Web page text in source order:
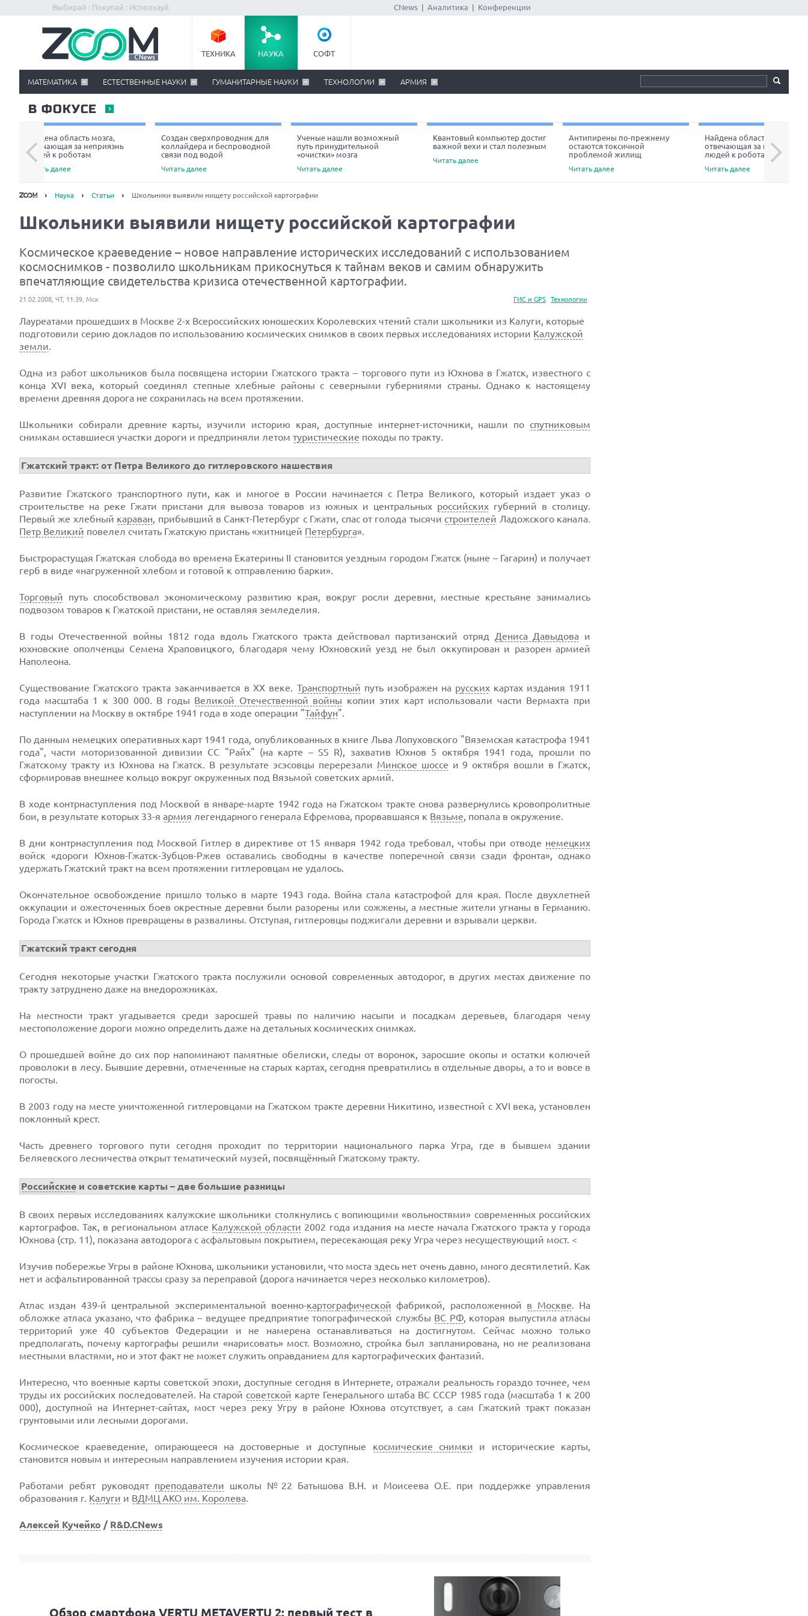
Выбирай : Покупай : Используй CNews Аналитика Конференции
ТЕХНИКА НАУКА СОФТ
МАТЕМАТИКА ЕСТЕСТВЕННЫЕ НАУКИ ГУМАНИТАРНЫЕ НАУКИ ТЕХНОЛОГИИ АРМИЯ
В ФОКУСЕ
Найдена область мозга,
отвечающая за неприязнь
людей к роботам
Читать далее
Создан сверхпроводник для
коллайдера и беспроводной
связи под водой
Читать далее
Ученые нашли возможный
путь принудительной
«очистки» мозга
Читать далее
Квантовый компьютер достиг
важной вехи и стал полезным
Читать далее
Антипирены по-прежнему
остаются токсичной
проблемой жилищ
Читать далее
Найдена область мозга,
отвечающая за неприязнь
людей к роботам
Читать далее
Next
Наука Статьи Школьники выявили нищету российской картографии
Школьники выявили нищету российской картографии
Космическое краеведение – новое направление исторических исследований с использованием
космоснимков - позволило школьникам прикоснуться к тайнам веков и самим обнаружить
впечатляющие свидетельства кризиса отечественной картографии.
ГИС и GPS Технологии
21.02.2008, ЧТ, 11:39, Мск
Лауреатами прошедших в Москве 2-х Всероссийских юношеских Королевских чтений стали школьники из Калуги, которые
подготовили серию докладов по использованию космических снимков в своих первых исследованиях истории Калужской
земли.
Одна из работ школьников была посвящена истории Гжатского тракта – торгового пути из Юхнова в Гжатск, известного с
конца XVI века, который соединял степные хлебные районы с северными губерниями страны. Однако к настоящему
времени древняя дорога не сохранилась на всем протяжении.
Школьники собирали древние карты, изучили историю края, доступные интернет-источники, нашли по спутниковым
снимкам оставшиеся участки дороги и предприняли летом туристические походы по тракту.
Гжатский тракт: от Петра Великого до гитлеровского нашествия
Развитие Гжатского транспортного пути, как и многое в России начинается с Петра Великого, который издает указ о
строительстве на реке Гжати пристани для вывоза товаров из южных и центральных российскихгуберний в столицу.
Первый же хлебный караван, прибывший в Санкт-Петербург с Гжати, спас от голода тысячи строителей Ладожского канала.
Петр Великий повелел считать Гжатскую пристань «житницей Петербурга».
Быстрорастущая Гжатская слобода во времена Екатерины II становится уездным городом Гжатск (ныне – Гагарин) и получает
герб в виде «нагруженной хлебом и готовой к отправлению барки».
Торговый путь способствовал экономическому развитию края, вокруг росли деревни, местные крестьяне занимались
подвозом товаров к Гжатской пристани, не оставляя земледелия.
В годы Отечественной войны 1812 года вдоль Гжатского тракта действовал партизанский отряд Дениса Давыдова и
юхновские ополченцы Семена Храповицкого, благодаря чему Юхновский уезд не был оккупирован и разорен армией
Наполеона.
Существование Гжатского тракта заканчивается в ХХ веке. Транспортный путь изображен на русскихкартах издания 1911
года масштаба 1 к 300 000. В годы Великой Отечественной войны копии этих карт использовали части Вермахта при
наступлении на Москву в октябре 1941 года в ходе операции "Тайфун".
По данным немецких оперативных карт 1941 года, опубликованных в книге Льва Лопуховского "Вяземская катастрофа 1941
года", части моторизованной дивизии СС "Райх" (на карте – SS R), захватив Юхнов 5 октября 1941 года, прошли по
Гжатскому тракту из Юхнова на Гжатск. В результате эсэсовцы перерезали Минское шоссе и 9 октября вошли в Гжатск,
сформировав внешнее кольцо вокруг окруженных под Вязьмой советских армий.
В ходе контрнаступления под Москвой в январе-марте 1942 года на Гжатском тракте снова развернулись кровопролитные
бои, в результате которых 33-я армия легендарного генерала Ефремова, прорвавшаяся к Вязьме, попала в окружение.
В дни контрнаступления под Москвой Гитлер в директиве от 15 января 1942 года требовал, чтобы при отводе немецких
войск «дороги Юхнов-Гжатск-Зубцов-Ржев оставались свободны в качестве поперечной связи сзади фронта», однако
удержать Гжатский тракт на всем протяжении гитлеровцам не удалось.
Окончательное освобождение пришло только в марте 1943 года. Война стала катастрофой для края. После двухлетней
оккупации и ожесточенных боев окрестные деревни были разорены или сожжены, а местные жители угнаны в Германию.
Города Гжатск и Юхнов превращены в развалины. Отступая, гитлеровцы поджигали деревни и взрывали церкви.
Гжатский тракт сегодня
Сегодня некоторые участки Гжатского тракта послужили основой современных автодорог, в других местах движение по
тракту затруднено даже на внедорожниках.
На местности тракт угадывается среди заросшей травы по наличию насыпи и посадкам деревьев, благодаря чему
местоположение дороги можно определить даже на детальных космических снимках.
О прошедшей войне до сих пор напоминают памятные обелиски, следы от воронок, заросшие окопы и остатки колючей
проволоки в лесу. Бывшие деревни, отмеченные на старых картах, сегодня превратились в отдельные дворы, а то и вовсе в
погосты.
В 2003 году на месте уничтоженной гитлеровцами на Гжатском тракте деревни Никитино, известной с XVI века, установлен
поклонный крест.
Часть древнего торгового пути сегодня проходит по территории национального парка Угра, где в бывшем здании
Беляевского лесничества открыт тематический музей, посвящённый Гжатскому тракту.
Российские и советские карты – две большие разницы
В своих первых исследованиях калужские школьники столкнулись с вопиющими «вольностями» современных российских
картографов. Так, в региональном атласе Калужской области 2002 года издания на месте начала Гжатского тракта у города
Юхнова (стр. 11), показана автодорога с асфальтовым покрытием, пересекающая реку Угра через несуществующий мост. <
Изучив побережье Угры в районе Юхнова, школьники установили, что моста здесь нет очень давно, много десятилетий. Как
нет и асфальтированной трассы сразу за переправой (дорога начинается через несколько километров).
Атлас издан 439-й центральной экспериментальной военно-картографической фабрикой, расположенной в Москве. На
обложке атласа указано, что фабрика – ведущее предприятие топографической службы ВС РФ, которая выпустила атласы
территорий уже 40 субъектов Федерации и не намерена останавливаться на достигнутом. Сейчас можно только
предполагать, почему картографы решили «нарисовать» мост. Возможно, стройка был запланирована, но не реализована
местными властями, но и этот факт не может служить оправданием для картографических фантазий.
Интересно, что военные карты советской эпохи, доступные сегодня в Интернете, отражали реальность гораздо точнее, чем
труды их российских последователей. На старой советской карте Генерального штаба ВС СССР 1985 года (масштаба 1 к 200
000), доступной на Интернет-сайтах, мост через реку Угру в районе Юхнова отсутствует, а сам Гжатский тракт показан
грунтовыми или лесными дорогами.
Космическое краеведение, опирающееся на достоверные и доступные космические снимки и исторические карты,
становится новым и интересным направлением изучения истории края.
Работами ребят руководят преподаватели школы №22 Батышова В.Н. и Моисеева О.Е. при поддержке управления
образования г. Калуги и ВДМЦ АКО им. Королева.
Алексей Кучейко / R&D.CNews
Обзор смартфона VERTU METAVERTU 2: первый тест в